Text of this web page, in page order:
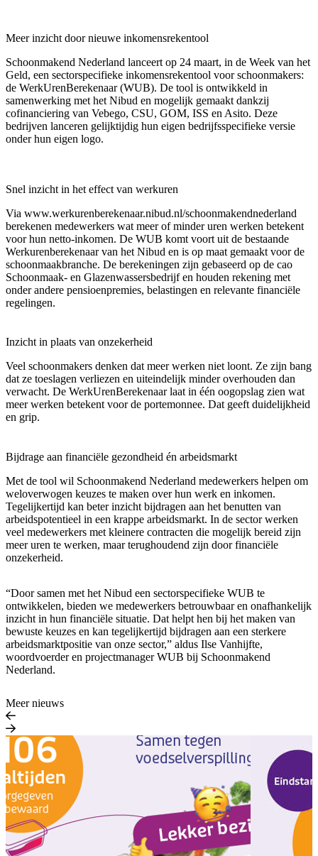
Meer inzicht door nieuwe inkomensrekentool
Schoonmakend Nederland lanceert op 24 maart, in de Week van het
Geld, een sectorspecifieke inkomensrekentool voor schoonmakers:
de WerkUrenBerekenaar (WUB). De tool is ontwikkeld in
samenwerking met het Nibud en mogelijk gemaakt dankzij
cofinanciering van Vebego, CSU, GOM, ISS en Asito. Deze
bedrijven lanceren gelijktijdig hun eigen bedrijfsspecifieke versie
onder hun eigen logo.
Snel inzicht in het effect van werkuren
Via www.werkurenberekenaar.nibud.nl/schoonmakendnederland
berekenen medewerkers wat meer of minder uren werken betekent
voor hun netto-inkomen. De WUB komt voort uit de bestaande
Werkurenberekenaar van het Nibud en is op maat gemaakt voor de
schoonmaakbranche. De berekeningen zijn gebaseerd op de cao
Schoonmaak- en Glazenwassersbedrijf en houden rekening met
onder andere pensioenpremies, belastingen en relevante financiële
regelingen.
Inzicht in plaats van onzekerheid
Veel schoonmakers denken dat meer werken niet loont. Ze zijn bang
dat ze toeslagen verliezen en uiteindelijk minder overhouden dan
verwacht. De WerkUrenBerekenaar laat in één oogopslag zien wat
meer werken betekent voor de portemonnee. Dat geeft duidelijkheid
en grip.
Bijdrage aan financiële gezondheid én arbeidsmarkt
Met de tool wil Schoonmakend Nederland medewerkers helpen om
weloverwogen keuzes te maken over hun werk en inkomen.
Tegelijkertijd kan beter inzicht bijdragen aan het benutten van
arbeidspotentieel in een krappe arbeidsmarkt. In de sector werken
veel medewerkers met kleinere contracten die mogelijk bereid zijn
meer uren te werken, maar terughoudend zijn door financiële
onzekerheid.
“Door samen met het Nibud een sectorspecifieke WUB te
ontwikkelen, bieden we medewerkers betrouwbaar en onafhankelijk
inzicht in hun financiële situatie. Dat helpt hen bij het maken van
bewuste keuzes en kan tegelijkertijd bijdragen aan een sterkere
arbeidsmarktpositie van onze sector,” aldus Ilse Vanhijfte,
woordvoerder en projectmanager WUB bij Schoonmakend
Nederland.
Meer nieuws